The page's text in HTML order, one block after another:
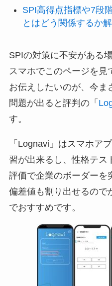
SPI高得点指標や7段
とはどう関係するか
SPIの対策に不安がある
スマホでこのページを見
お伝えしたいのが、今ま
問題が出ると評判の「
す。
「Lognavi」はスマホア
習が出来るし、性格テス
評価で企業のボーダーを
偏差値も割り出せるので
でおすすめです。